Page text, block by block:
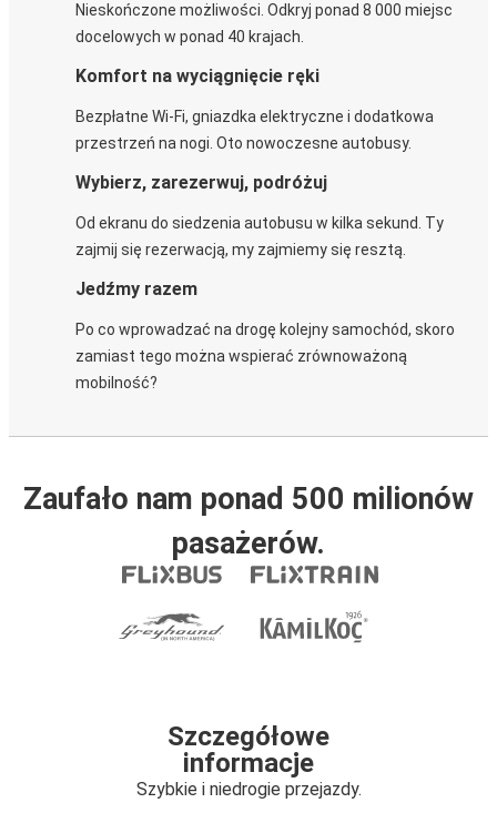
Nieskończone możliwości. Odkryj ponad 8 000 miejsc
docelowych w ponad 40 krajach.
Komfort na wyciągnięcie ręki
Bezpłatne Wi-Fi, gniazdka elektryczne i dodatkowa
przestrzeń na nogi. Oto nowoczesne autobusy.
Wybierz, zarezerwuj, podróżuj
Od ekranu do siedzenia autobusu w kilka sekund. Ty
zajmij się rezerwacją, my zajmiemy się resztą.
Jedźmy razem
Po co wprowadzać na drogę kolejny samochód, skoro
zamiast tego można wspierać zrównoważoną
mobilność?
Zaufało nam ponad 500 milionów
pasażerów.
Szczegółowe
informacje
Szybkie i niedrogie przejazdy.